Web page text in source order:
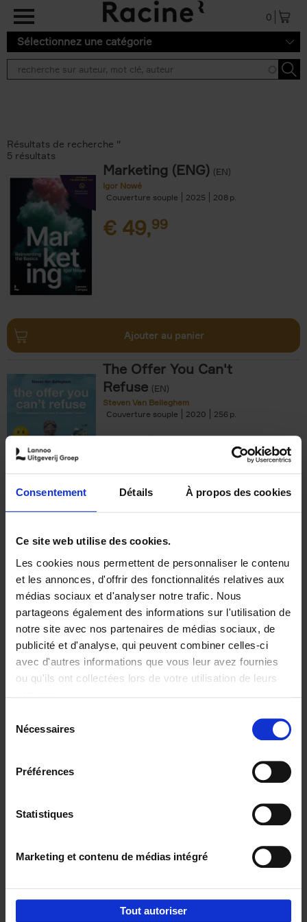
Consentement Détails À propos des cookies
Ce site web utilise des cookies.
Les cookies nous permettent de personnaliser le contenu
et les annonces, d'offrir des fonctionnalités relatives aux
médias sociaux et d'analyser notre trafic. Nous
partageons également des informations sur l'utilisation de
notre site avec nos partenaires de médias sociaux, de
publicité et d'analyse, qui peuvent combiner celles-ci
avec d'autres informations que vous leur avez fournies
ou qu'ils ont collectées lors de votre utilisation de leurs
Nécessaires
Préférences
Statistiques
Marketing et contenu de médias intégré
Tout autoriser
Aller au contenu principal
0
Sélectionnez une catégorie
Résultats de recherche ''
5 résultats
Marketing (ENG) (EN)
Igor Nowé
Couverture souple
2025 208
€ 49,99
Ajouter au panier
The Offer You Can't
Refuse (EN)
Steven Van Belleghem
Couverture souple
2020 256
€37,50
Building Bonds = Building
Business
Jochen Roef Jozefien De Feyter
Carolien Boom
Couverture souple
2025 200
€29,99
Digital marketing like a PRO -
completely revised edition (EN)